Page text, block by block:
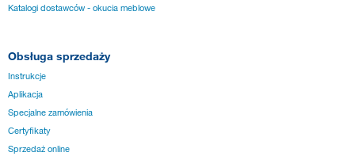
Katalogi dostawców - okucia meblowe
Obsługa sprzedaży
Instrukcje
Aplikacja
Specjalne zamówienia
Certyfikaty
Sprzedaż online